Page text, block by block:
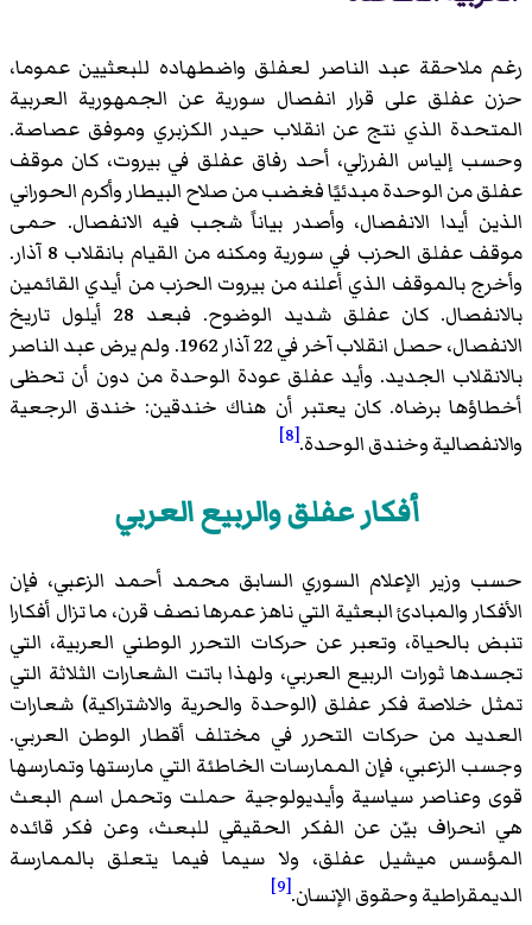
رغم ملاحقة عبد الناصر لعفلق واضطهاده للبعثيين عموما،
حزن عفلق على قرار انفصال سورية عن الجمهورية العربية
المتحدة الذي نتج عن انقلاب حيدر الكزبري وموفق عصاصة.
وحسب إلياس الفرزلي، أحد رفاق عفلق في بيروت، كان موقف
عفلق من الوحدة مبدئيًا فغضب من صلاح البيطار وأكرم الحوراني
الذين أيدا الانفصال، وأصدر بياناً شجب فيه الانفصال. حمى
موقف عفلق الحزب في سورية ومكنه من القيام بانقلاب 8 آذار.
وأخرج بالموقف الذي أعلنه من بيروت الحزب من أيدي القائمين
بالانفصال. كان عفلق شديد الوضوح. فبعد 28 أيلول تاريخ
الانفصال، حصل انقلاب آخر في 22 آذار 1962. ولم يرض عبد الناصر
بالانقلاب الجديد. وأيد عفلق عودة الوحدة من دون أن تحظى
أخطاؤها برضاه. كان يعتبر أن هناك خندقين: خندق الرجعية
والانفصالية وخندق الوحدة.[8]
أفكار عفلق والربيع العربي
حسب وزير الإعلام السوري السابقمحمد أحمد الزعبي، فإن
الأفكار والمبادئ البعثية التي ناهز عمرها نصف قرن، ما تزال أفكارا
تنبض بالحياة، وتعبر عن حركات التحرر الوطني العربية، التي
تجسدها ثورات الربيع العربي، ولهذا باتت الشعارات الثلاثة التي
تمثل خلاصة فكر عفلق (الوحدة والحرية والاشتراكية) شعارات
العديد من حركات التحرر في مختلف أقطار الوطن العربي.
وجسب الزعبي، فإن الممارسات الخاطئة التي مارستها وتمارسها
قوى وعناصر سياسية وأيديولوجية حملت وتحمل اسم البعث
هي انحراف بيّن عن الفكر الحقيقي للبعث، وعن فكر قائده
المؤسس ميشيل عفلق، ولا سيما فيما يتعلق بالممارسة
الديمقراطية وحقوق الإنسان.[9]